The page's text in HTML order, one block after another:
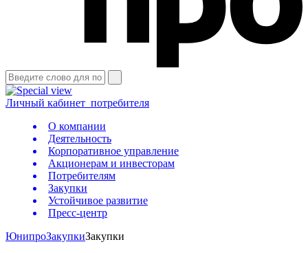
Личный кабинет потребителя
О компании
Деятельность
Корпоративное управление
Акционерам и инвесторам
Потребителям
Закупки
Устойчивое развитие
Пресс-центр
ЮнипроЗакупкиЗакупки